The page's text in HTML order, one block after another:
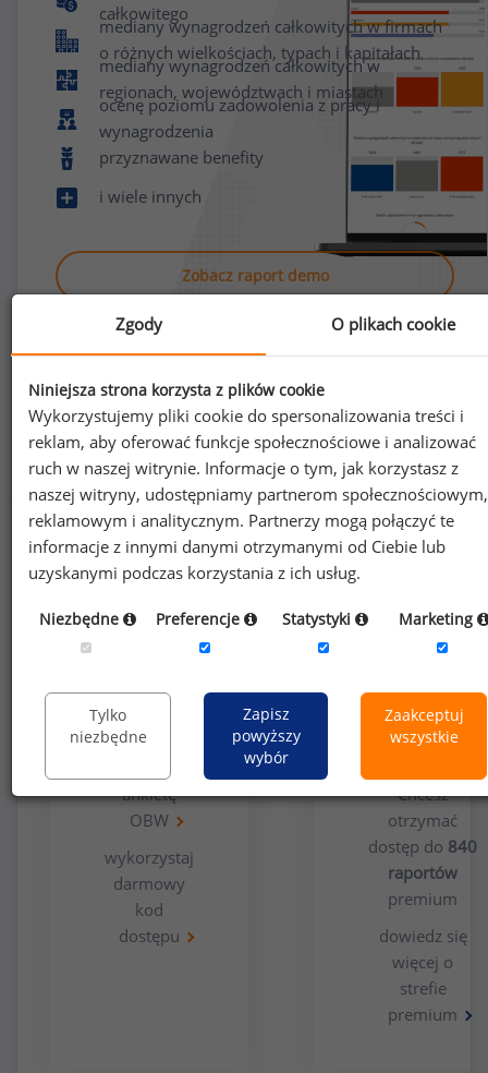
całkowitego
mediany wynagrodzeń całkowitych w firmach
o różnych wielkościach, typach i kapitałach
mediany wynagrodzeń całkowitych w
regionach, województwach i miastach
ocenę poziomu zadowolenia z pracy i
wynagrodzenia
przyznawane benefity
i wiele innych
Zobacz raport demo
Jak uzyskać dostęp do raportu?
bezpłatna
ankietę
OBW
wykorzystaj
darmowy
kod
dostępu
użytkowników
premium
Chcesz
otrzymać
dostęp do 840
raportów
premium
dowiedz się
więcej o
strefie
premium
Zgody O plikach cookie
Niniejsza strona korzysta z plików cookie
Wykorzystujemy pliki cookie do spersonalizowania treści i
reklam, aby oferować funkcje społecznościowe i analizować
ruch w naszej witrynie. Informacje o tym, jak korzystasz z
naszej witryny, udostępniamy partnerom społecznościowym,
reklamowym i analitycznym. Partnerzy mogą połączyć te
informacje z innymi danymi otrzymanymi od Ciebie lub
uzyskanymi podczas korzystania z ich usług.
Niezbędne Preferencje Statystyki Marketing
Tylko
niezbędne
Zapisz
powyższy
wybór
Zaakceptuj
wszystkie